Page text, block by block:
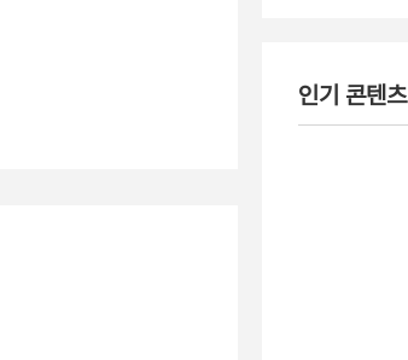
인기 콘텐츠